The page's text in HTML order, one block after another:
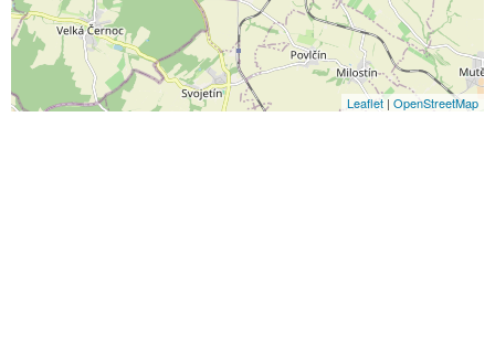
Leaflet | OpenStreetMap